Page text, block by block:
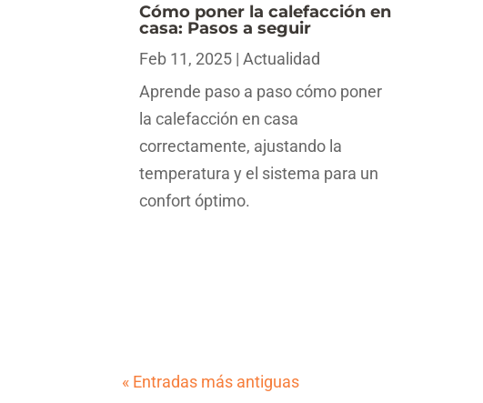
Cómo poner la calefacción en
casa: Pasos a seguir
Feb 11, 2025 |Actualidad
Aprende paso a paso cómo poner
la calefacción en casa
correctamente, ajustando la
temperatura y el sistema para un
confort óptimo.
« Entradas más antiguas